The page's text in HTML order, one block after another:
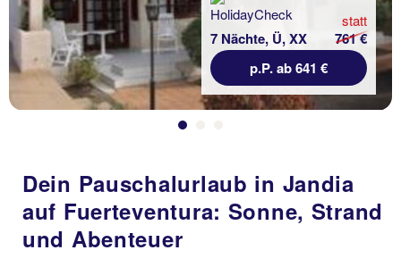
7 Nächte, Ü, XX
statt
761 €
p.P. ab 641 €
Dein Pauschalurlaub in Jandia
auf Fuerteventura: Sonne, Strand
und Abenteuer